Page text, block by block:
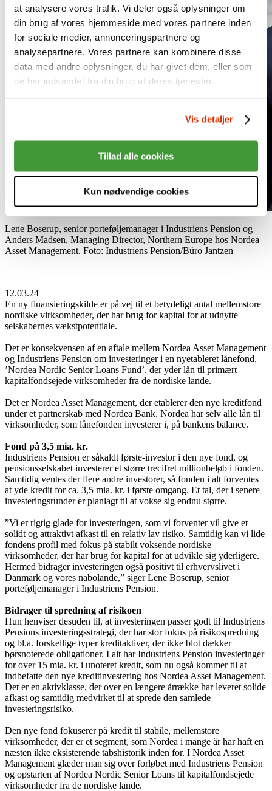
at analysere vores trafik. Vi deler også oplysninger om
din brug af vores hjemmeside med vores partnere inden
for sociale medier, annonceringspartnere og
analysepartnere. Vores partnere kan kombinere disse
data med andre oplysninger, du har givet dem, eller som
de har indsamlet fra din brug af deres tjenester.
Vis detaljer
Tillad alle cookies
Kun nødvendige cookies
Lene Boserup, senior porteføljemanager i Industriens Pension og
Anders Madsen, Managing Director, Northern Europe hos Nordea
Asset Management. Foto: Industriens Pension/Büro Jantzen
12.03.24
En ny finansieringskilde er på vej til et betydeligt antal mellemstore
nordiske virksomheder, der har brug for kapital for at udnytte
selskabernes vækstpotentiale.
Det er konsekvensen af en aftale mellem Nordea Asset Management
og Industriens Pension om investeringer i en nyetableret lånefond,
’Nordea Nordic Senior Loans Fund’, der yder lån til primært
kapitalfondsejede virksomheder fra de nordiske lande.
Det er Nordea Asset Management, der etablerer den nye kreditfond
under et partnerskab med Nordea Bank. Nordea har selv alle lån til
virksomheder, som lånefonden investerer i, på bankens balance.
Fond på 3,5 mia. kr.
Industriens Pension er såkaldt første-investor i den nye fond, og
pensionsselskabet investerer et større trecifret millionbeløb i fonden.
Samtidig ventes der flere andre investorer, så fonden i alt forventes
at yde kredit for ca. 3,5 mia. kr. i første omgang. Et tal, der i senere
investeringsrunder er planlagt til at vokse sig endnu større.
”Vi er rigtig glade for investeringen, som vi forventer vil give et
solidt og attraktivt afkast til en relativ lav risiko. Samtidig kan vi lide
fondens profil med fokus på stabilt voksende nordiske
virksomheder, der har brug for kapital for at udvikle sig yderligere.
Hermed bidrager investeringen også positivt til erhvervslivet i
Danmark og vores nabolande,” siger Lene Boserup, senior
porteføljemanager i Industriens Pension.
Bidrager til spredning af risikoen
Hun henviser desuden til, at investeringen passer godt til Industriens
Pensions investeringsstrategi, der har stor fokus på risikospredning
og bl.a. forskellige typer kreditaktiver, der ikke blot dækker
børsnoterede obligationer. I alt har Industriens Pension investeringer
for over 15 mia. kr. i unoteret kredit, som nu også kommer til at
indbefatte den nye kreditinvestering hos Nordea Asset Management.
Det er en aktivklasse, der over en længere årrække har leveret solide
afkast og samtidig medvirket til at sprede den samlede
investeringsrisiko.
Den nye fond fokuserer på kredit til stabile, mellemstore
virksomheder, der er et segment, som Nordea i mange år har haft en
næsten ikke eksisterende tabshistorik inden for. I Nordea Asset
Management glæder man sig over forløbet med Industriens Pension
og opstarten af Nordea Nordic Senior Loans til kapitalfondsejede
virksomheder fra de nordiske lande.